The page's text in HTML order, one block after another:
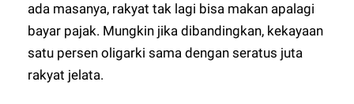
ada masanya, rakyat tak lagi bisa makan apalagi
bayar pajak. Mungkin jika dibandingkan, kekayaan
satu persen oligarki sama dengan seratus juta
rakyat jelata.